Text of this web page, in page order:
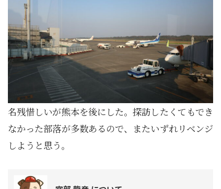
名残惜しいが熊本を後にした。探訪したくてもでき
なかった部落が多数あるので、またいずれリベンジ
しようと思う。